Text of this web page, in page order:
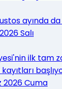
ayında
Salı
ilk tam
2026 Cuma